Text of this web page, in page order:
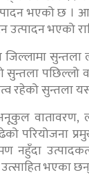
भएको छ ।
उत्पादन भएको
जिल्लामा
पछिल्लो
रहेको सुन्तला
वातावरण,
परियोजना
नहुँदा
भएका